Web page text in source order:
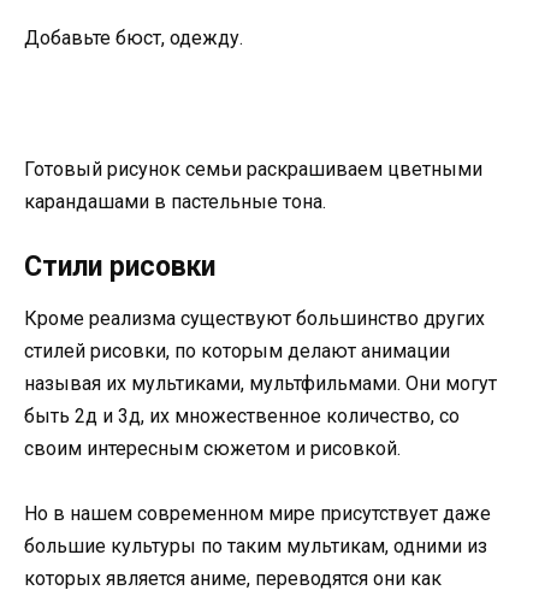
Добавьте бюст, одежду.
Готовый рисунок семьи раскрашиваем цветными
карандашами в пастельные тона.
Стили рисовки
Кроме реализма существуют большинство других
стилей рисовки, по которым делают анимации
называя их мультиками, мультфильмами. Они могут
быть 2д и 3д, их множественное количество, со
своим интересным сюжетом и рисовкой.
Но в нашем современном мире присутствует даже
большие культуры по таким мультикам, одними из
которых является аниме, переводятся они как